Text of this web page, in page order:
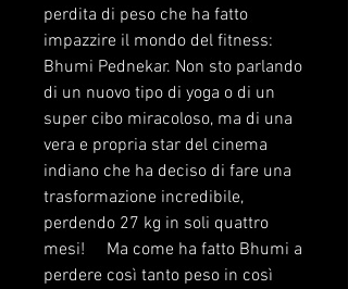
perdita di peso che ha fatto
impazzire il mondo del fitness:
Bhumi Pednekar. Non sto parlando
di un nuovo tipo di yoga o di un
super cibo miracoloso, ma di una
vera e propria star del cinema
indiano che ha deciso di fare una
trasformazione incredibile,
perdendo 27 kg in soli quattro
mesi!     Ma come ha fatto Bhumi a
perdere così tanto peso in così